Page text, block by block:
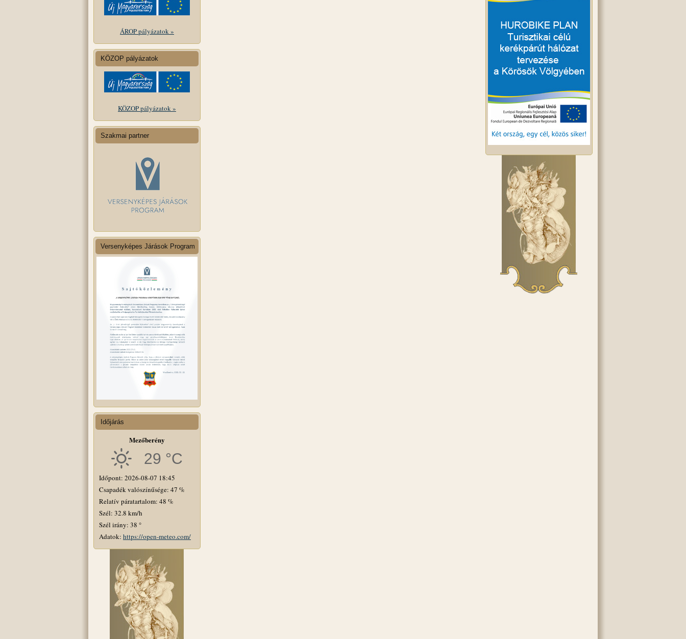
ÁROP pályázatok »
KÖZOP pályázatok
KÖZOP pályázatok »
Szakmai partner
Versenyképes Járások Program
Időjárás
Mezőberény
29 °C
Időpont: 2026-08-07 18:45
Csapadék valószínűsége: 47 %
Relatív páratartalom: 48 %
Szél: 32.8 km/h
Szél irány: 38 °
Adatok: https://open-meteo.com/